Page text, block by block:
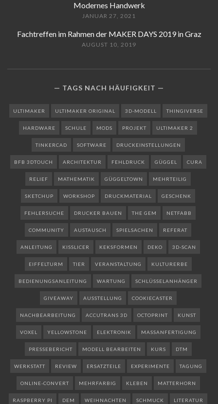
Modernes Handwerk
JANUAR 27, 2021
Fachtreffen im Rahmen der MAKER DAYS 2019 in Graz
AUGUST 10, 2019
TAGS NACH HÄUFIGKEIT
ULTIMAKER ULTIMAKER ORIGINAL 3D-MODELL THINGIVERSE
HARDWARE SCHULE MODS PROJEKT ULTIMAKER 2
TINKERCAD SOFTWARE DRUCKEINSTELLUNGEN
BFB 3DTOUCH ARCHITEKTUR FEHLDRUCK GÜGGEL CURA
RELIEF MATHEMATIK GÜGGELTOWN MEHRTEILIG
SKETCHUP WORKSHOP DRUCKMATERIAL GESCHENK
FEHLERSUCHE DRUCKER BAUEN THE GEM NETFABB
COMMUNITY AUSTAUSCH SPIELSACHEN REFERAT
ANLEITUNG KISSLICER KEKSFORMEN DEKO 3D-SCAN
EIFFELTURM TIER VERANSTALTUNG KULTURERBE
BEDIENUNGSANLEITUNG WARTUNG SCHLÜSSELANHÄNGER
GIVEAWAY AUSSTELLUNG COOKIECASTER
NACHBEARBEITUNG ACCUTRANS 3D OCTOPRINT KUNST
VOXEL YELLOWSTONE ELEKTRONIK MASSANFERTIGUNG
PRESSEBERICHT MODELL BEARBEITEN KURS DTM
WERKSTATT REVIEW ERSATZTEILE EXPERIMENTE TAGUNG
ONLINE-CONVERT MEHRFARBIG KLEBEN MATTERHORN
RASPBERRY PI DEM WEIHNACHTEN SCHMUCK LITERATUR